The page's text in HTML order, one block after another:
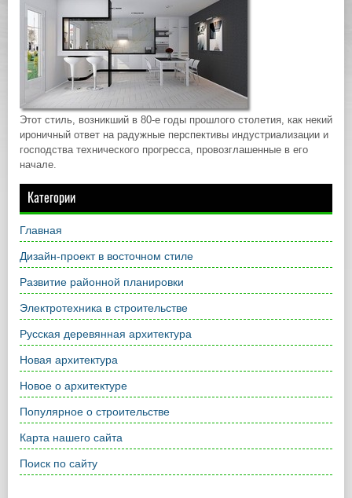
Этот стиль, возникший в 80-е годы прошлого столетия, как некий
ироничный ответ на радужные перспективы индустриализации и
господства технического прогресса, провозглашенные в его
начале.
Категории
Главная
Дизайн-проект в восточном стиле
Развитие районной планировки
Электротехника в строительстве
Русская деревянная архитектура
Новая архитектура
Новое о архитектуре
Популярное о строительстве
Карта нашего сайта
Поиск по сайту